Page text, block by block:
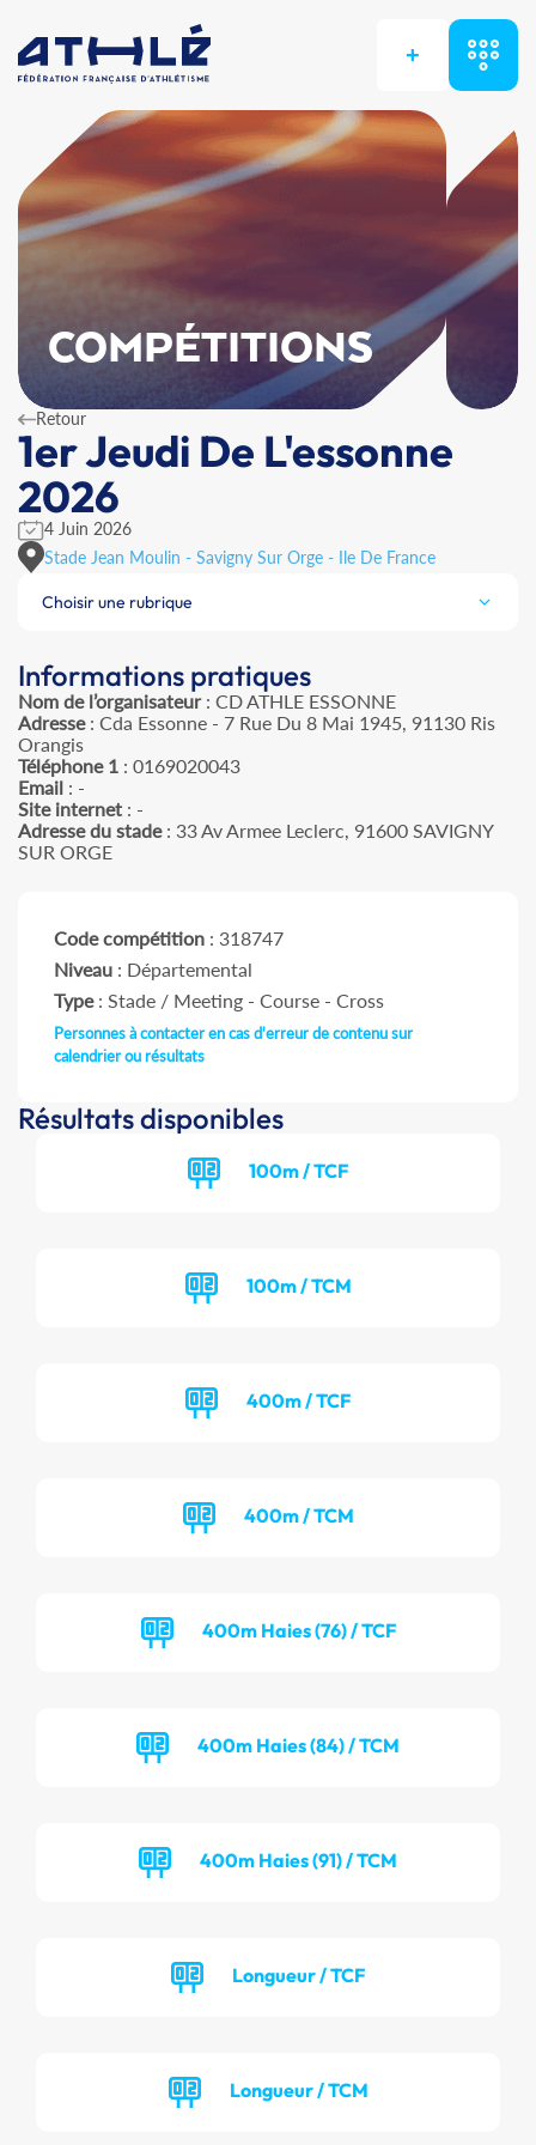
+
COMPÉTITIONS
Retour
1er Jeudi De L'essonne
2026
4 Juin 2026
Stade Jean Moulin - Savigny Sur Orge - Ile De France
Choisir une rubrique
Informations pratiques
Nom de l’organisateur: CD ATHLE ESSONNE
Adresse: Cda Essonne - 7 Rue Du 8 Mai 1945, 91130 Ris
Orangis
Téléphone 1 : 0169020043
Email : -
Site internet : -
Adresse du stade: 33 Av Armee Leclerc, 91600 SAVIGNY
SUR ORGE
Code compétition : 318747
Niveau : Départemental
Type: Stade / Meeting - Course - Cross
Personnes à contacter en cas d'erreur de contenu sur
calendrier ou résultats
Résultats disponibles
100m / TCF
100m / TCM
400m / TCF
400m / TCM
400m Haies (76) / TCF
400m Haies (84) / TCM
400m Haies (91) / TCM
Longueur / TCF
Longueur / TCM